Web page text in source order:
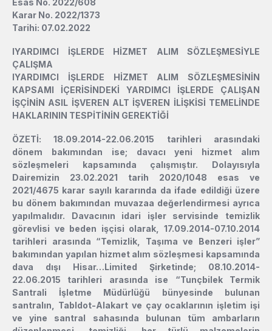
Esas No. 2022/608
Karar No. 2022/1373
Tarihi: 07.02.2022
lYARDIMCI İŞLERDE HİZMET ALIM SÖZLEŞMESİYLE
ÇALIŞMA
lYARDIMCI İŞLERDE HİZMET ALIM SÖZLEŞMESİNİN
KAPSAMI İÇERİSİNDEKİ YARDIMCI İŞLERDE ÇALIŞAN
İŞÇİNİN ASIL İŞVEREN ALT İŞVEREN İLİŞKİSİ TEMELİNDE
HAKLARININ TESPİTİNİN GEREKTİĞİ
ÖZETİ: 18.09.2014-22.06.2015 tarihleri arasındaki
dönem bakımından ise; davacı yeni hizmet alım
sözleşmeleri kapsamında çalışmıştır. Dolayısıyla
Dairemizin 23.02.2021 tarih 2020/1048 esas ve
2021/4675 karar sayılı kararında da ifade edildiği üzere
bu dönem bakımından muvazaa değerlendirmesi ayrıca
yapılmalıdır. Davacının idari işler servisinde temizlik
görevlisi ve beden işçisi olarak, 17.09.2014-07.10.2014
tarihleri arasında “Temizlik, Taşıma ve Benzeri işler”
bakımından yapılan hizmet alım sözleşmesi kapsamında
dava dışı Hisar…Limited Şirketinde; 08.10.2014-
22.06.2015 tarihleri arasında ise “Tunçbilek Termik
Santrali İşletme Müdürlüğü bünyesinde bulunan
santralın, Tabldot-Alakart ve çay ocaklarının işletim işi
ve yine santral sahasında bulunan tüm ambarların